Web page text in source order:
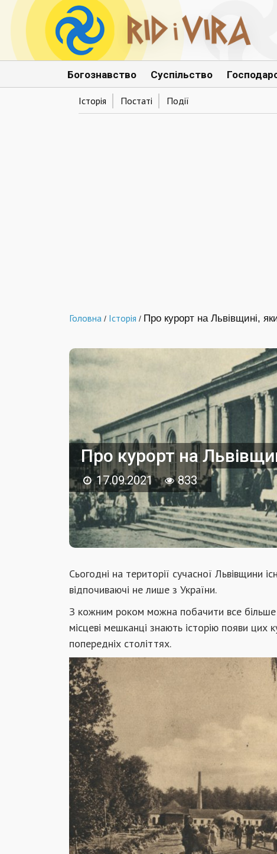
Богознавство Суспільство
Історія Постаті Події
Головна / Історія / Про курорт на Львівщині,
Про курорт на
17.09.2021 833
Сьогодні на території сучасної Львівщини
відпочиваючі не лише з України.
З кожним роком можна побачити все більше
місцеві мешканці знають історію появи цих
попередніх століттях.